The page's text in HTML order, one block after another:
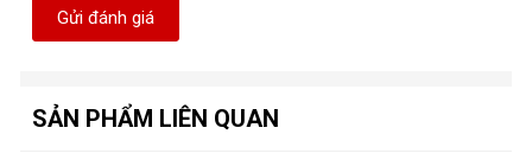
Gửi đánh giá
SẢN PHẨM LIÊN QUAN